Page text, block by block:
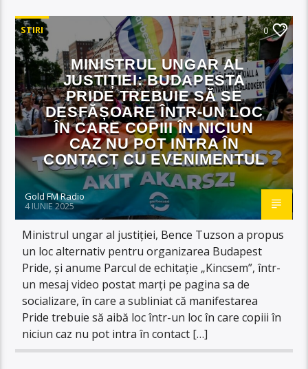
STIRI 0
MINISTRUL UNGAR AL
JUSTIȚIEI: BUDAPESTA
PRIDE TREBUIE SĂ SE
DESFĂȘOARE ÎNTR-UN LOC
ÎN CARE COPIII ÎN NICIUN
CAZ NU POT INTRA ÎN
CONTACT CU EVENIMENTUL
Gold FM Radio
4 IUNIE 2025
Ministrul ungar al justiţiei, Bence Tuzson a propus
un loc alternativ pentru organizarea Budapest
Pride, şi anume Parcul de echitaţie „Kincsem”, într-
un mesaj video postat marţi pe pagina sa de
socializare, în care a subliniat că manifestarea
Pride trebuie să aibă loc într-un loc în care copiii în
niciun caz nu pot intra în contact […]